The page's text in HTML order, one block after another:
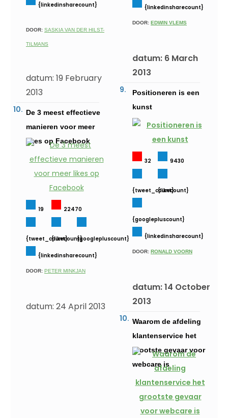
{linkedinsharecount}
DOOR: SASKIA VAN DER HILST-
TILMANS
datum: 19 February
2013
De 3 meest effectieve
manieren voor meer
likes op Facebook
19 22470
{tweet_count}{likecount}{googlepluscount}
{linkedinsharecount}
DOOR: PETER MINKJAN
datum: 24 April 2013
{linkedinsharecount}
DOOR: EDWIN VLEMS
datum: 6 March
2013
Positioneren is een
kunst
32 9430
{tweet_count}{likecount}
{googlepluscount}
{linkedinsharecount}
DOOR: RONALD VOORN
datum: 14 October
2013
Waarom de afdeling
klantenservice het
grootste gevaar voor
webcare is